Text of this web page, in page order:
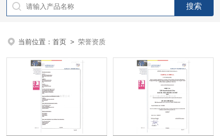
当前位置：首页 >荣誉资质